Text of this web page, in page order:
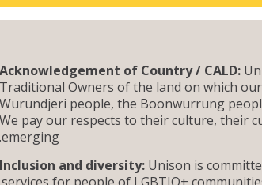
Acknowledgement of Country / CALD:
Traditional Owners of the land on which
Wurundjeri people, the Boonwurrung
We pay our respects to their culture, their
emerging.
Inclusion and diversity: Unison is